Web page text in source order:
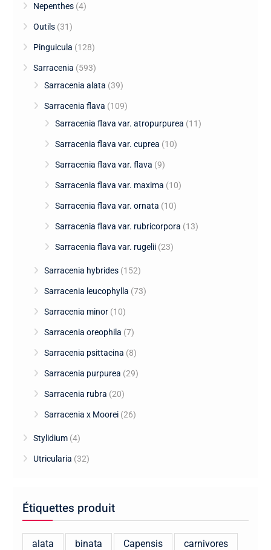
Nepenthes (4)
Outils (31)
Pinguicula (128)
Sarracenia (593)
Sarracenia alata (39)
Sarracenia flava (109)
Sarracenia flava var. atropurpurea (11)
Sarracenia flava var. cuprea (10)
Sarracenia flava var. flava (9)
Sarracenia flava var. maxima (10)
Sarracenia flava var. ornata (10)
Sarracenia flava var. rubricorpora (13)
Sarracenia flava var. rugelii (23)
Sarracenia hybrides (152)
Sarracenia leucophylla (73)
Sarracenia minor (10)
Sarracenia oreophila (7)
Sarracenia psittacina (8)
Sarracenia purpurea (29)
Sarracenia rubra (20)
Sarracenia x Moorei (26)
Stylidium (4)
Utricularia (32)
Étiquettes produit
alata binata Capensis carnivores